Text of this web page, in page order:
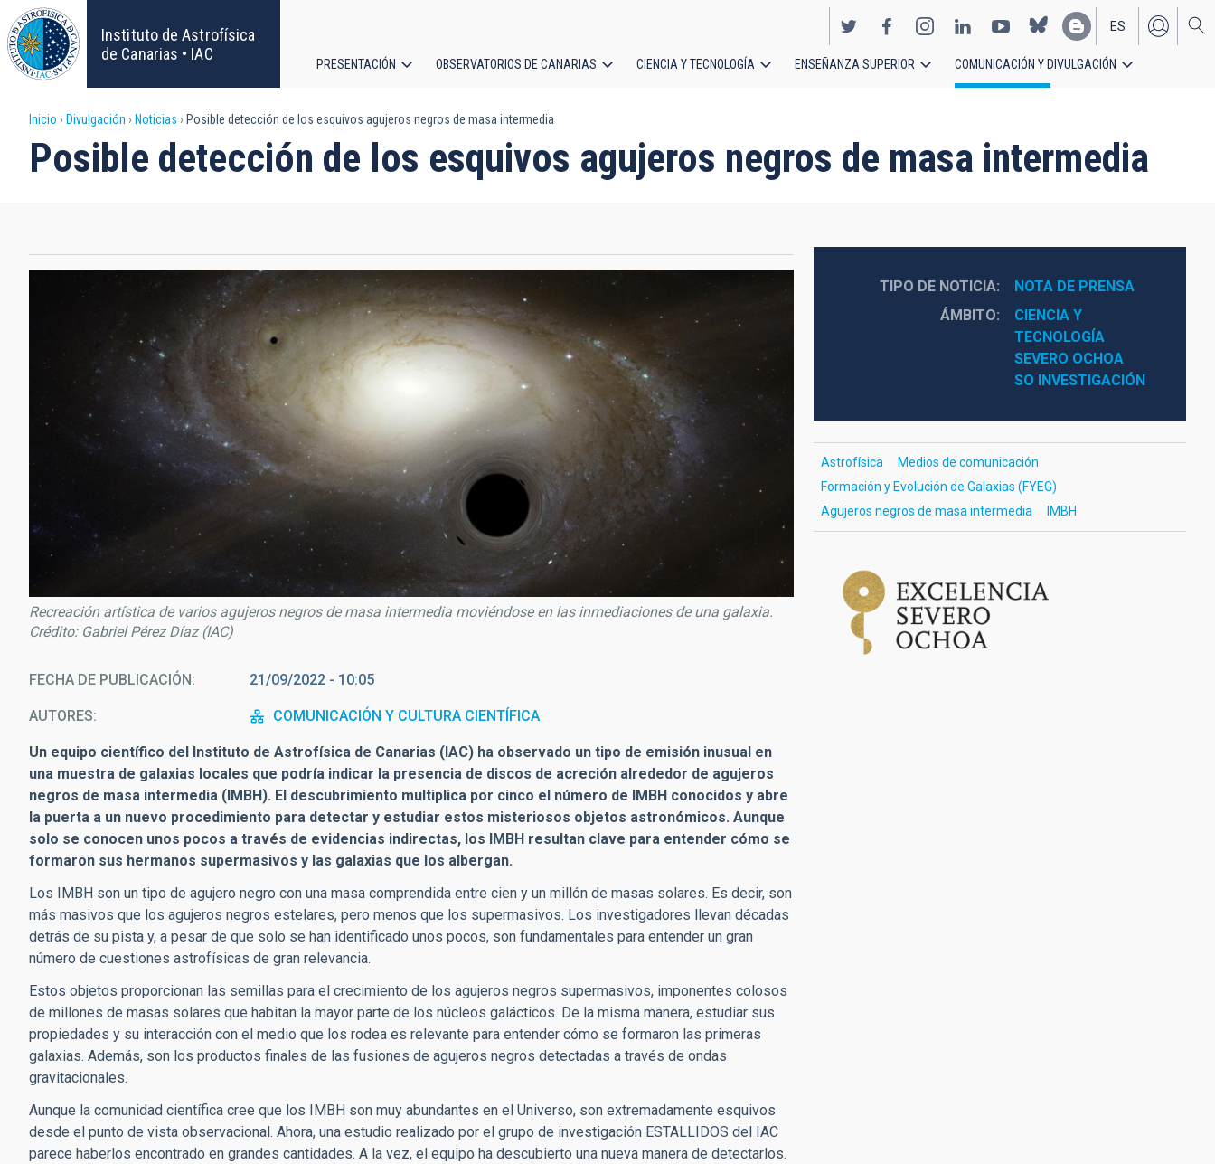
Pasar
al
contenido
principal
Instituto de Astrofísica
de Canarias • IAC
EN
ES
principal
PRESENTACIÓN OBSERVATORIOS DE CANARIAS CIENCIA Y TECNOLOGÍA ENSEÑANZA SUPERIOR COMUNICACIÓN Y DIVULGACIÓN
Sobrescribir
enlaces
ayuda
navegación
Inicio Divulgación Noticias Posible detección de los esquivos agujeros negros de masa intermedia
Posible detección de los esquivos agujeros negros de masa intermedia
Recreación artística de varios agujeros negros de masa intermedia moviéndose en las inmediaciones de una galaxia.
Crédito: Gabriel Pérez Díaz (IAC)
FECHA DE PUBLICACIÓN 21/09/2022 - 10:05
AUTORES COMUNICACIÓN Y CULTURA CIENTÍFICA
Un equipo científico del Instituto de Astrofísica de Canarias (IAC) ha observado un tipo de emisión inusual en
una muestra de galaxias locales que podría indicar la presencia de discos de acreción alrededor de agujeros
negros de masa intermedia (IMBH). El descubrimiento multiplica por cinco el número de IMBH conocidos y abre
la puerta a un nuevo procedimiento para detectar y estudiar estos misteriosos objetos astronómicos. Aunque
solo se conocen unos pocos a través de evidencias indirectas, los IMBH resultan clave para entender cómo se
formaron sus hermanos supermasivos y las galaxias que los albergan.
Los IMBH son un tipo de agujero negro con una masa comprendida entre cien y un millón de masas solares. Es decir, son
más masivos que los agujeros negros estelares, pero menos que los supermasivos. Los investigadores llevan décadas
detrás de su pista y, a pesar de que solo se han identificado unos pocos, son fundamentales para entender un gran
número de cuestiones astrofísicas de gran relevancia.
Estos objetos proporcionan las semillas para el crecimiento de los agujeros negros supermasivos, imponentes colosos
de millones de masas solares que habitan la mayor parte de los núcleos galácticos. De la misma manera, estudiar sus
propiedades y su interacción con el medio que los rodea es relevante para entender cómo se formaron las primeras
galaxias. Además, son los productos finales de las fusiones de agujeros negros detectadas a través de ondas
gravitacionales.
Aunque la comunidad científica cree que los IMBH son muy abundantes en el Universo, son extremadamente esquivos
desde el punto de vista observacional. Ahora, una estudio realizado por el grupo de investigación ESTALLIDOS del IAC
parece haberlos encontrado en grandes cantidades. A la vez, el equipo ha descubierto una nueva manera de detectarlos.
TIPO DE NOTICIA
NOTA DE PRENSA
ÁMBITO
CIENCIA Y
TECNOLOGÍA
SEVERO OCHOA
SO INVESTIGACIÓN
Astrofísica
Medios de comunicación
Formación y Evolución de Galaxias (FYEG)
Agujeros negros de masa intermedia
IMBH